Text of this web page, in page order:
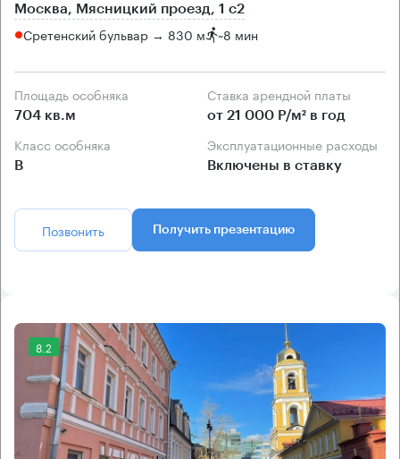
Москва, Мясницкий проезд, 1 с2
Сретенский бульвар → 830 м ~8 мин
Площадь особняка
704 кв.м
Ставка арендной платы
от 21 000 Р/м² в год
Класс особняка
B
Эксплуатационные расходы
Включены в ставку
Позвонить Получить презентацию
8.2